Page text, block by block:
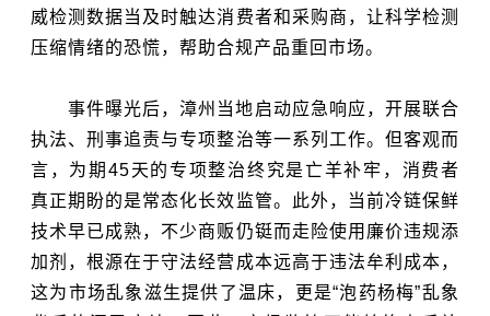
威检测数据当及时触达消费者和采购商，让科学检测
压缩情绪的恐慌，帮助合规产品重回市场。
事件曝光后，漳州当地启动应急响应，开展联合
执法、刑事追责与专项整治等一系列工作。但客观而
言，为期45天的专项整治终究是亡羊补牢，消费者
真正期盼的是常态化长效监管。此外，当前冷链保鲜
技术早已成熟，不少商贩仍铤而走险使用廉价违规添
加剂，根源在于守法经营成本远高于违法牟利成本，
这为市场乱象滋生提供了温床，更是“泡药杨梅”乱象